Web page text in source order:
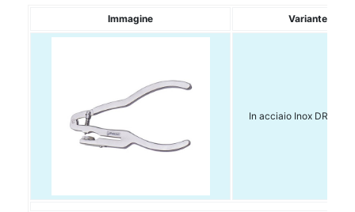
Immagine Variante
In acciaio Inox